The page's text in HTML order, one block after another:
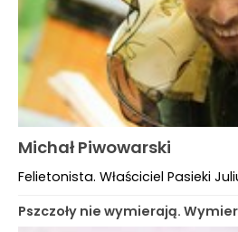
Michał Piwowarski
Felietonista. Właściciel Pasieki
Pszczoły nie wymierają.